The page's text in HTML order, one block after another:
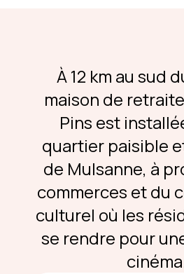
À 12 km au sud
maison de retraite
Pins est
quartier paisible
de Mulsanne, à
commerces et du
culturel où les
se rendre pour